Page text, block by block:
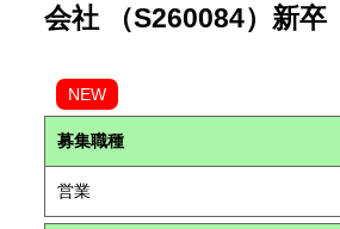
会社 （S260084）新卒
NEW
募集職種
営業